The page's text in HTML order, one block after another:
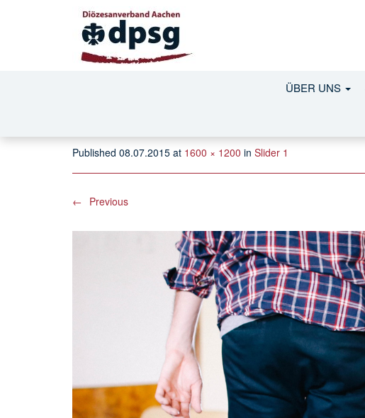
ÜBER UNS
Published 08.07.2015 at 1600 × 1200 in Slider 1
← Previous